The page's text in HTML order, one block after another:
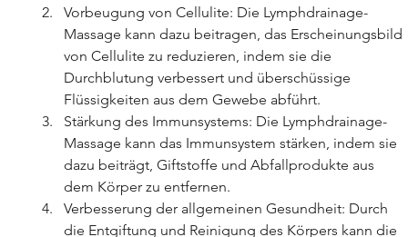
Vorbeugung von Cellulite: Die Lymphdrainage-
Massage kann dazu beitragen, das Erscheinungsbild
von Cellulite zu reduzieren, indem sie die
Durchblutung verbessert und überschüssige
Flüssigkeiten aus dem Gewebe abführt.
Stärkung des Immunsystems: Die Lymphdrainage-
Massage kann das Immunsystem stärken, indem sie
dazu beiträgt, Giftstoffe und Abfallprodukte aus
dem Körper zu entfernen.
Verbesserung der allgemeinen Gesundheit: Durch
die Entgiftung und Reinigung des Körpers kann die